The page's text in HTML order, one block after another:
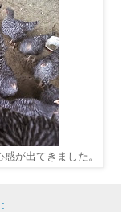
が出てきました。